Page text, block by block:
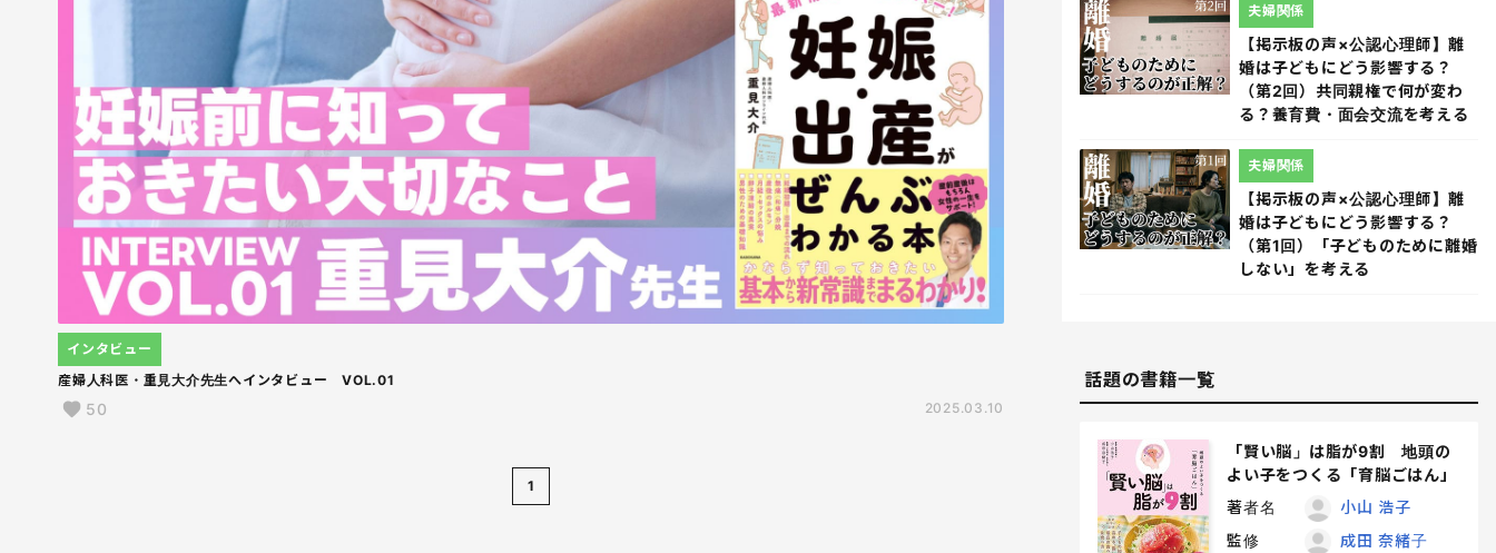
産婦人科医・重見大介先生へインタビュー VOL.01
インタビュー
50 2025.03.10
1
【掲示板の声×公認心理師】離
婚は子どもにどう影響する？
（第2回）共同親権で何が変わ
る？養育費・面会交流を考える
夫婦関係
【掲示板の声×公認心理師】離
婚は子どもにどう影響する？
（第1回）「子どものために離婚
しない」を考える
夫婦関係
話題の書籍一覧
「賢い脳」は脂が9割 地頭の
よい子をつくる「育脳ごはん」
著者名
小山 浩子
監修
成田 奈緒子